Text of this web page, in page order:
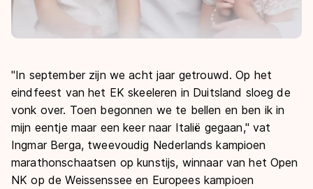
"In september zijn we acht jaar getrouwd. Op het
eindfeest van het EK skeeleren in Duitsland sloeg de
vonk over. Toen begonnen we te bellen en ben ik in
mijn eentje maar een keer naar Italië gegaan," vat
Ingmar Berga, tweevoudig Nederlands kampioen
marathonschaatsen op kunstijs, winnaar van het Open
NK op de Weissenssee en Europees kampioen